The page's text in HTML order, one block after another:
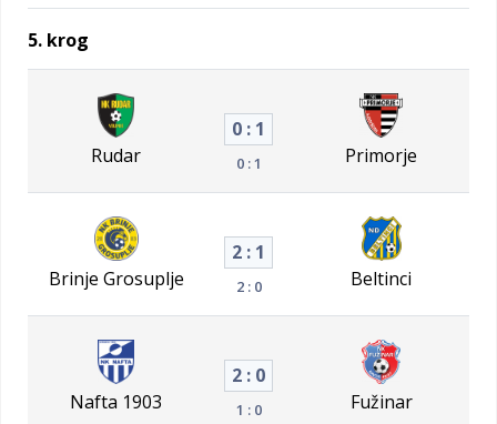
5. krog
Rudar
0 : 1
0 : 1 Primorje
Brinje Grosuplje
2 : 1
2 : 0 Beltinci
Nafta 1903
2 : 0
1 : 0 Fužinar